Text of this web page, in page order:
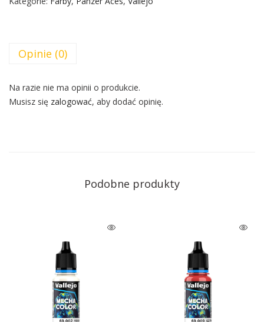
Opinie (0)
Na razie nie ma opinii o produkcie.
Musisz się zalogować, aby dodać opinię.
Podobne produkty